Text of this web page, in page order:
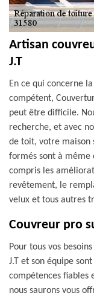
Artisan
J.T
En ce qui concerne
compétent,
peut être difficile.
recherche, et avec
de toit, votre maison
formés sont à même
compris les
revêtement, le
velux et tous autres
Couvreur pro
Pour tous vos
J.T et son équipe
compétences fiables
nous saurons vous